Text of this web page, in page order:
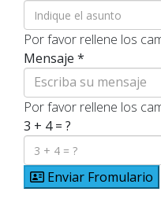
Por favor rellene los
Mensaje *
Por favor rellene los
3 + 4 = ?
Enviar Fromulario